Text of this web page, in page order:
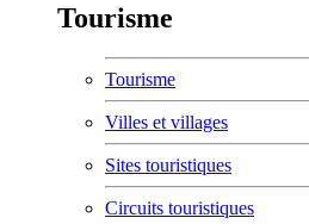
Tourisme
Tourisme
Villes et villages
Sites touristiques
Circuits touristiques